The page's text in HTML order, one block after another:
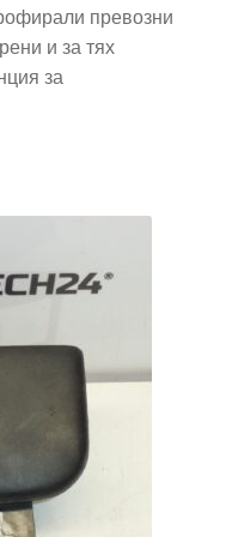
превозни
и за тях
за